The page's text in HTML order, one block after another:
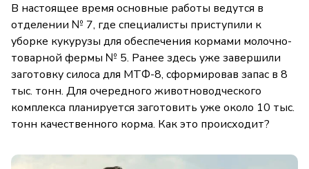
В настоящее время основные работы ведутся в
отделении № 7, где специалисты приступили к
уборке кукурузы для обеспечения кормами молочно-
товарной фермы № 5. Ранее здесь уже завершили
заготовку силоса для МТФ-8, сформировав запас в 8
тыс. тонн. Для очередного животноводческого
комплекса планируется заготовить уже около 10 тыс.
тонн качественного корма. Как это происходит?